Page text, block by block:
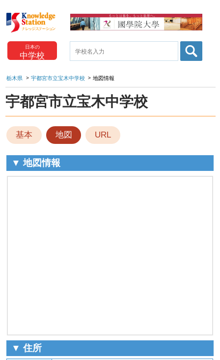
日本の
中学校
栃木県 宇都宮市立宝木中学校 地図情報
宇都宮市立宝木中学校
基本 地図 URL
▼ 地図情報
▼ 住所